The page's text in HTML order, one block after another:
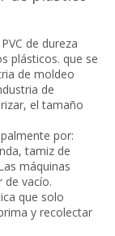
de dureza
plásticos. que se
de moldeo
de
el tamaño
por:
tamiz de
máquinas
de vacío.
que solo
y recolectar